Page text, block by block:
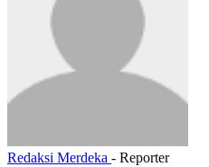
Redaksi Merdeka - Reporter